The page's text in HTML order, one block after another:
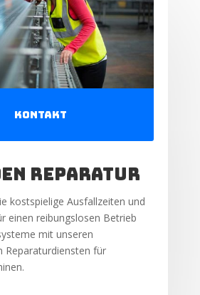
Kontakt
reparatur
kostspielige Ausfallzeiten und
einen reibungslosen Betrieb
mit unseren
Reparaturdiensten für